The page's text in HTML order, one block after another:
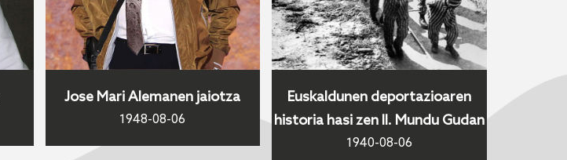
Jose Mari Alemanen jaiotza
1948-08-06
Euskaldunen deportazioaren
historia hasi zen II. Mundu Gudan
1940-08-06